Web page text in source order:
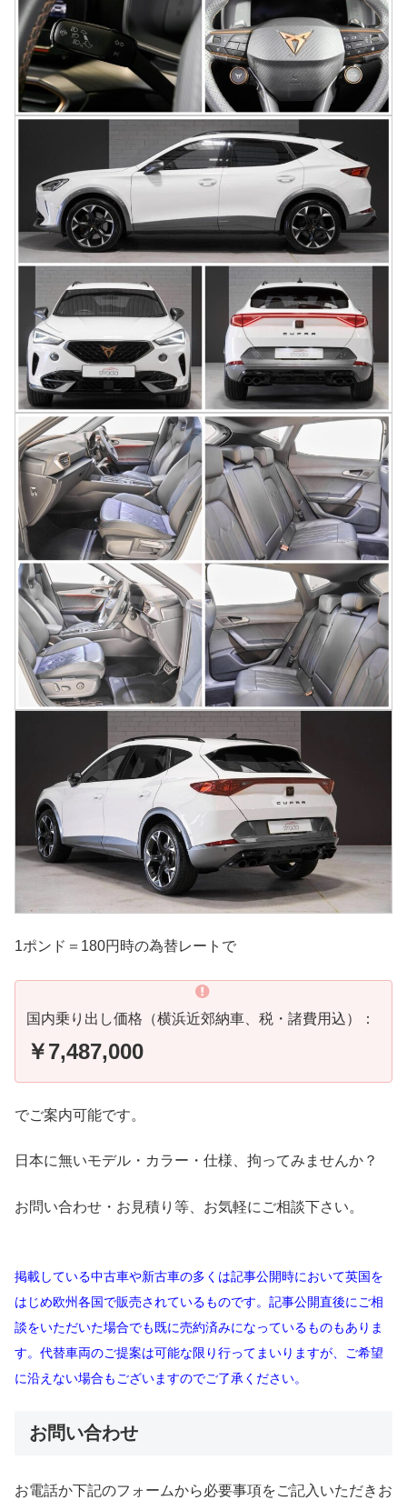
1ポンド＝180円時の為替レートで
国内乗り出し価格（横浜近郊納車、税・諸費用込）：
￥7,487,000
でご案内可能です。
日本に無いモデル・カラー・仕様、拘ってみませんか？
お問い合わせ・お見積り等、お気軽にご相談下さい。
掲載している中古車や新古車の多くは記事公開時において英国を
はじめ欧州各国で販売されているものです。記事公開直後にご相
談をいただいた場合でも既に売約済みになっているものもありま
す。代替車両のご提案は可能な限り行ってまいりますが、ご希望
に沿えない場合もございますのでご了承ください。
お問い合わせ
お電話か下記のフォームから必要事項をご記入いただきお